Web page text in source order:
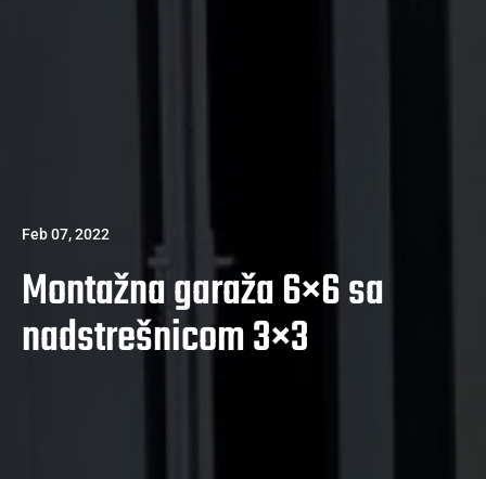
Feb 07, 2022
Montažna garaža 6×6 sa
nadstrešnicom 3×3